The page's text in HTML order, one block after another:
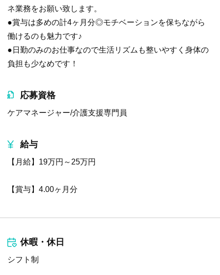
ネ業務をお願い致します。
●賞与は多めの計4ヶ月分◎モチベーションを保ちながら
働けるのも魅力です♪
●日勤のみのお仕事なので生活リズムも整いやすく身体の
負担も少なめです！
応募資格
ケアマネージャー/介護支援専門員
給与
【月給】19万円～25万円
【賞与】4.00ヶ月分
休暇・休日
シフト制